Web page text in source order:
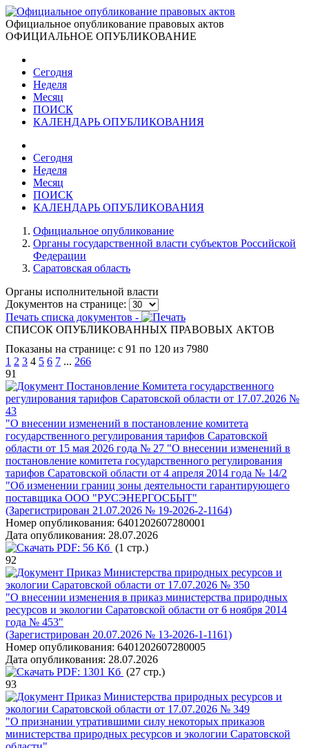
Официальное опубликование правовых актов
ОФИЦИАЛЬНОЕ ОПУБЛИКОВАНИЕ
Сегодня
Неделя
Месяц
ПОИСК
КАЛЕНДАРЬ ОПУБЛИКОВАНИЯ
Сегодня
Неделя
Месяц
ПОИСК
КАЛЕНДАРЬ ОПУБЛИКОВАНИЯ
Официальное опубликование
Органы государственной власти субъектов Российской
Федерации
Саратовская область
Органы исполнительной власти
Документов на странице:
Печать списка документов -
СПИСОК ОПУБЛИКОВАННЫХ ПРАВОВЫХ АКТОВ
Показаны на странице: с 91 по 120 из 7980
1 2 3 4 5 6 7 ... 266
91
Постановление Комитета государственного
регулирования тарифов Саратовской области от 17.07.2026 №
43
"О внесении изменений в постановление комитета
государственного регулирования тарифов Саратовской
области от 15 мая 2026 года № 27 "О внесении изменений в
постановление комитета государственного регулирования
тарифов Саратовской области от 4 апреля 2014 года № 14/2
"Об изменении границ зоны деятельности гарантирующего
поставщика ООО "РУСЭНЕРГОСБЫТ"
(Зарегистрирован 21.07.2026 № 19-2026-2-1164)
Номер опубликования: 6401202607280001
Дата опубликования: 28.07.2026
PDF: 56 Кб (1 стр.)
92
Приказ Министерства природных ресурсов и
экологии Саратовской области от 17.07.2026 № 350
"О внесении изменения в приказ министерства природных
ресурсов и экологии Саратовской области от 6 ноября 2014
года № 453"
(Зарегистрирован 20.07.2026 № 13-2026-1-1161)
Номер опубликования: 6401202607280005
Дата опубликования: 28.07.2026
PDF: 1301 Кб (27 стр.)
93
Приказ Министерства природных ресурсов и
экологии Саратовской области от 17.07.2026 № 349
"О признании утратившими силу некоторых приказов
министерства природных ресурсов и экологии Саратовской